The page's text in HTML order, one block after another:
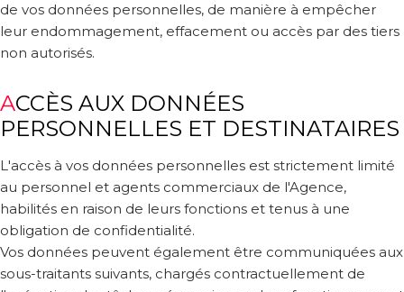
de vos données personnelles, de manière à empêcher
leur endommagement, effacement ou accès par des tiers
non autorisés.
ACCÈS AUX DONNÉES
PERSONNELLES ET DESTINATAIRES
L'accès à vos données personnelles est strictement limité
au personnel et agents commerciaux de l'Agence,
habilités en raison de leurs fonctions et tenus à une
obligation de confidentialité.
Vos données peuvent également être communiquées aux
sous-traitants suivants, chargés contractuellement de